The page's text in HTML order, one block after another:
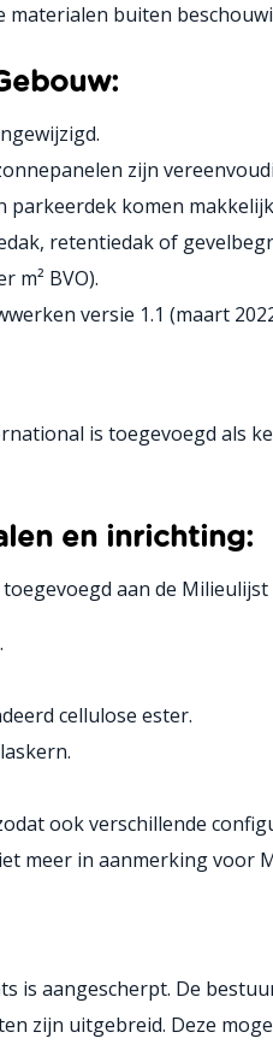
materialen buiten
zijn
parkeerdek komen
retentiedak of
m² BVO).
versie 1.1 (maart
is toegevoegd als
en inrichting:
aan de
cellulose ester.
ook verschillende
meer in aanmerking voor
is aangescherpt. De
zijn uitgebreid. Deze